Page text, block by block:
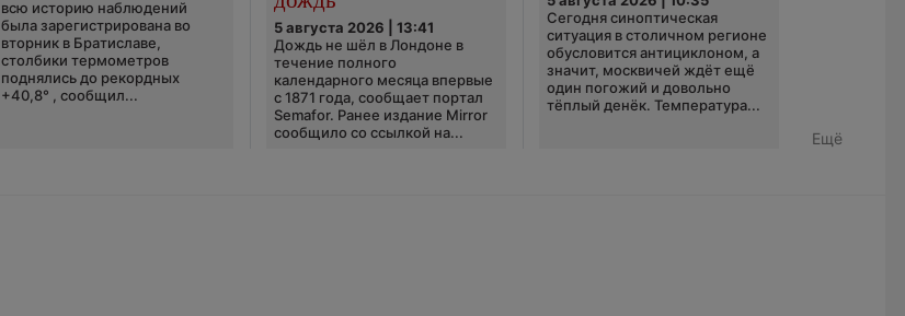
всю историю наблюдений
была зарегистрирована во
вторник в Братиславе,
столбики термометров
поднялись до рекордных
+40,8° , сообщил...
5 августа 2026 | 13:41
Дождь не шёл в Лондоне в
течение полного
календарного месяца впервые
с 1871 года, сообщает портал
Semafor. Ранее издание Mirror
сообщило со ссылкой на...
Сегодня синоптическая
ситуация в столичном регионе
обусловится антициклоном, а
значит, москвичей ждёт ещё
один погожий и довольно
тёплый денёк. Температура...
Ещё